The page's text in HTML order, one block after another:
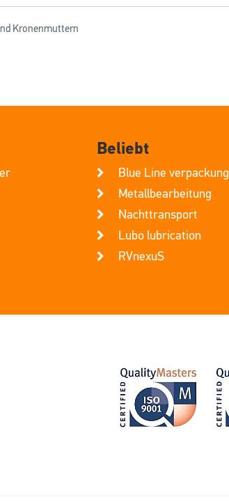
Kronenmuttern
Beliebt
Blue Line verpackung
Metallbearbeitung
Nachttransport
Lubo lubrication
RVnexuS